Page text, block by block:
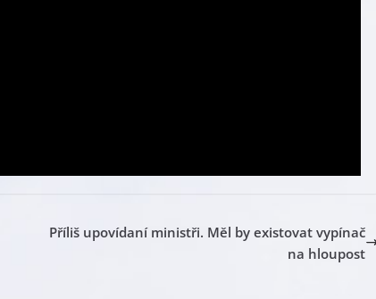
Příliš upovídaní ministři. Měl by existovat vypínač
na hloupost